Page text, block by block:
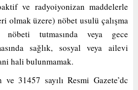
ve radyoiyonizan maddelerle
olmak üzere) nöbet usulü çalışma
tutmasında veya gece
sağlık, sosyal veya ailevi
hali bulunmamak.
31457 sayılı Resmi Gazete’dc